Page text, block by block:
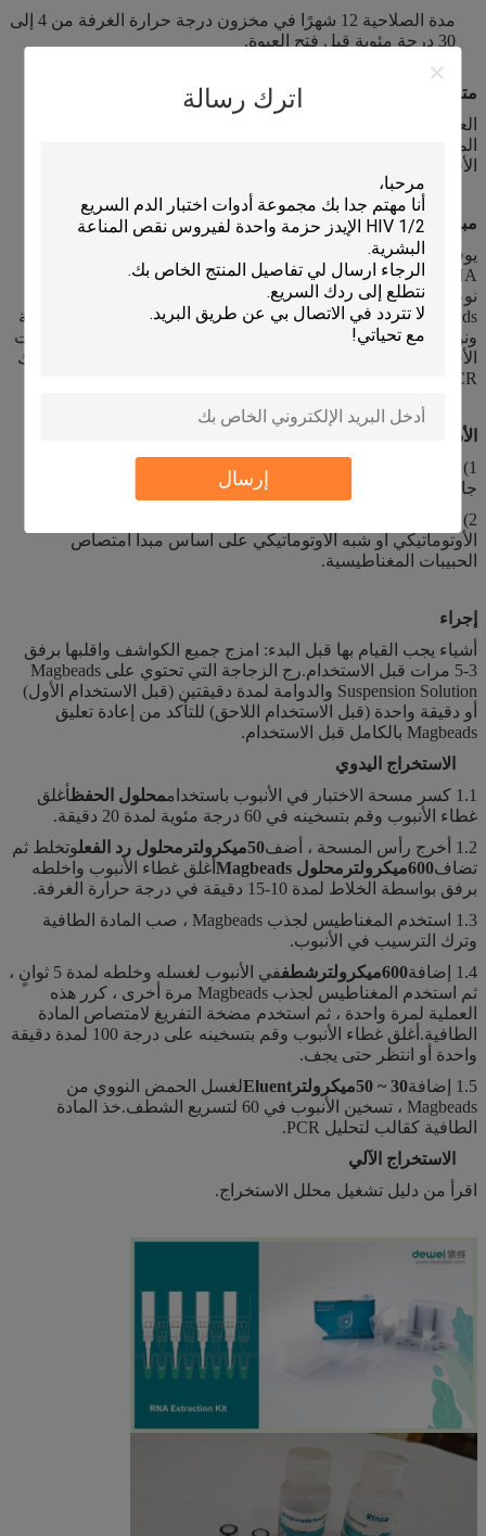
اترك رسالة
إرسال
مدة الصلاحية 12 شهرًا في مخزون درجة حرارة الغرفة من 4 إلى
30 درجة مئوية قبل فتح العبوة.
متطلبات العينة
من مجموعة الاستخراج
العينات القابلة للتطبيق: الدم الكامل ، تجانس الأنسجة ، المسحة ،
المصل ، البلازما ، سائل غسل القصبات الهوائية وسوائل الجسم
الأخرى الخالية من الخلايا.
مبدأ
من مجموعة الاستخراج
RNA من العينة.يتيح نظام "الكاشف الأقل بدقة أعلى" الفريد من
نوعه ربط الحمض النووي في المحللة بكفاءة وبشكل خاص مع
Magbeads.يتميز الحمض النووي الذي تم الحصول عليه بنقاوة عالية
ونوعية مستقرة وخالٍ من البروتين والنيوكليز والملوثات والمثبطات
الأخرى.يمكن تطبيقه على العمليات التقليدية المختلفة ، بما في ذلك
PCR ، PCR الكمي الفلوري والتجارب الأخرى.
الأدوات المعمول بها
1) التشغيل اليدوي: فاصل مغناطيسي ، جهاز طرد مركزي ، حمام
جاف.
2) نظام استخلاص الحمض النووي: نظام استخراج الحمض النووي
الأوتوماتيكي أو شبه الأوتوماتيكي على أساس مبدأ امتصاص
الحبيبات المغناطيسية.
إجراء
أشياء يجب القيام بها قبل البدء: امزج جميع الكواشف واقلبها برفق
3-5 مرات قبل الاستخدام.رج الزجاجة التي تحتوي على Magbeads
Suspension Solution والدوامة لمدة دقيقتين (قبل الاستخدام الأول)
أو دقيقة واحدة (قبل الاستخدام اللاحق) للتأكد من إعادة تعليق
Magbeads بالكامل قبل الاستخدام.
الاستخراج اليدوي
1.1 كسر مسحة الاختبار في الأنبوب باستخدام
محلول الحفظأغلق
غطاء الأنبوب وقم بتسخينه في 60 درجة مئوية لمدة 20 دقيقة.
1.2 أخرج رأس المسحة ، أضف
50ميكرولتر محلول رد الفعلوتخلط ثم
تضاف
600 ميكرولتر محلول Magbeads
أغلق غطاء الأنبوب واخلطه
برفق بواسطة الخلاط لمدة 10-15 دقيقة في درجة حرارة الغرفة.
1.3 استخدم المغناطيس لجذب Magbeads ، صب المادة الطافية
وترك الترسيب في الأنبوب.
1.4 إضافة
600 ميكرولتر شطف
في الأنبوب لغسله وخلطه لمدة 5 ثوانٍ ،
ثم استخدم المغناطيس لجذب Magbeads مرة أخرى ، كرر هذه
العملية لمرة واحدة ، ثم استخدم مضخة التفريغ لامتصاص المادة
الطافية.أغلق غطاء الأنبوب وقم بتسخينه على درجة 100 لمدة دقيقة
واحدة أو انتظر حتى يجف.
1.5 إضافة
30 ~ 5
0 ميكرولتر Eluentلغسل الحمض النووي من
Magbeads ، تسخين الأنبوب في 60 لتسريع الشطف.خذ المادة
الطافية كقالب لتحليل PCR.
الاستخراج الآلي
اقرأ من دليل تشغيل محلل الاستخراج.